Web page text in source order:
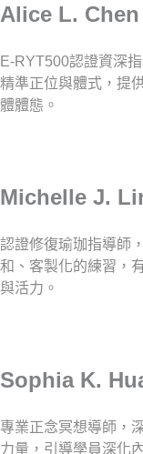
Alice L. Chen
E-RYT500認證資深
精準正位與體式，提
體體態。
Michelle J.
認證修復瑜珈指導師
和、客製化的練習，
與活力。
Sophia K.
專業正念冥想導師，
力量，引導學員深化